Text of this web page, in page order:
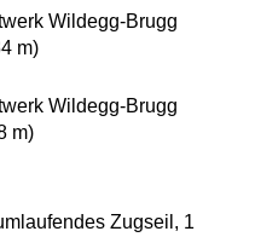
Wildegg-Brugg
m)
Wildegg-Brugg
m)
Zugseil, 1